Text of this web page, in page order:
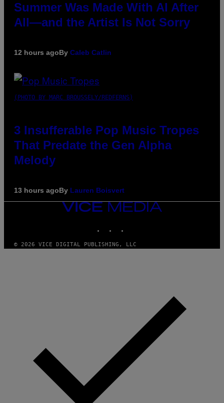
Summer Was Made With AI After
All—and the Artist Is Not Sorry
12 hours agoBy Caleb Catlin
(PHOTO BY MARC BROUSSELY/REDFERNS)
3 Insufferable Pop Music Tropes
That Predate the Gen Alpha
Melody
13 hours agoBy Lauren Boisvert
VICE
© 2026 VICE DIGITAL PUBLISHING, LLC